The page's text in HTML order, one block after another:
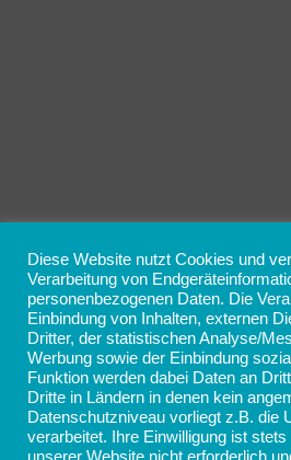
Diese Website nutzt Cookies und
Verarbeitung von
personenbezogenen Daten. Die
Einbindung von Inhalten, externen
Dritter, der statistischen Analyse/
Werbung sowie der Einbindung
Funktion werden dabei Daten an
Dritte in Ländern in denen kein
Datenschutzniveau vorliegt z.B. die
verarbeitet. Ihre Einwilligung ist